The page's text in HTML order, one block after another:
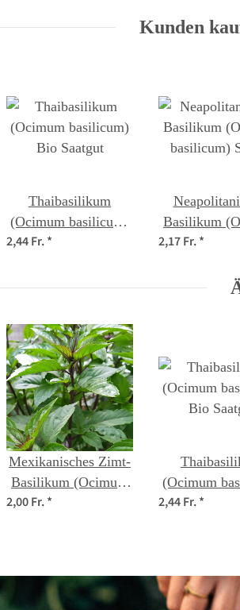
Kunden
Thaibasilikum
(Ocimum basilicum)
Bio Saatgut
2,44 Fr.*
Basilikum
basilicum)
2,17 Fr.*
Mexikanisches Zimt-
Basilikum (Ocimum
basilicum) Samen
2,00 Fr.*
(Ocimum
Bio
2,44 Fr.*